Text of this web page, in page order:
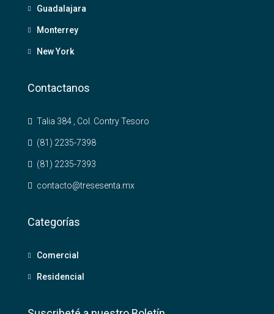
Guadalajara
Monterrey
New York
Contactanos
Talia 384 , Col. Contry Tesoro
(81) 2235-7398
(81) 2235-7393
contacto@tresesenta.mx
Categorías
Comercial
Residencial